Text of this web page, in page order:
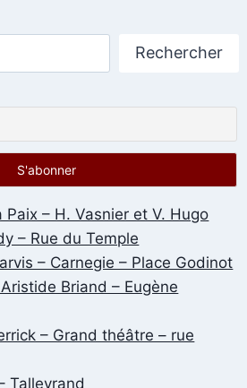
Rechercher
Paix – H. Vasnier et V. Hugo
– Rue du Temple
– Carnegie – Place Godinot
Briand – Eugène
– Grand théâtre – rue
Talleyrand